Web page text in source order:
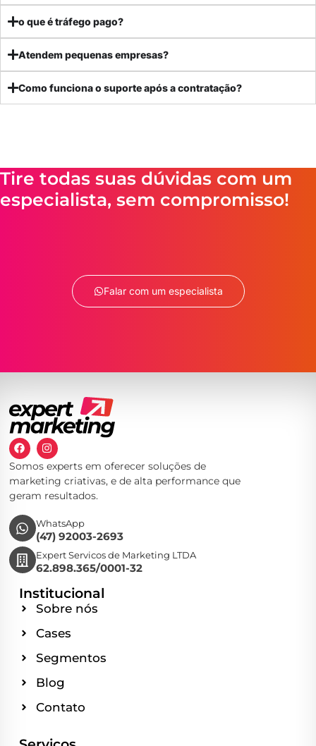
o que é tráfego pago?
Atendem pequenas empresas?
Como funciona o suporte após a contratação?
Tire todas suas dúvidas com um
especialista, sem compromisso!
Falar com um especialista
Somos experts em oferecer soluções de
marketing criativas, e de alta performance que
geram resultados.
WhatsApp
(47) 92003-2693
Expert Servicos de Marketing LTDA
62.898.365/0001-32
Institucional
Sobre nós
Cases
Segmentos
Blog
Contato